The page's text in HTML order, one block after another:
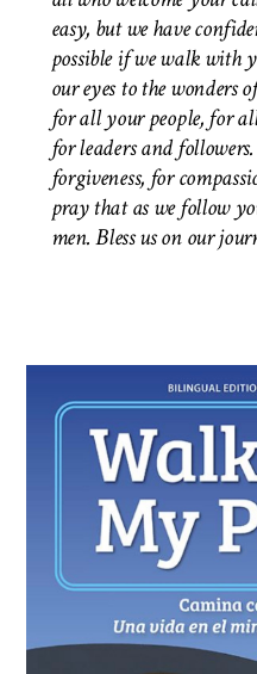
easy, but we have
possible if we walk with
our eyes to the wonders
for all your people, for
for leaders and
forgiveness, for
pray that as we follow
men.Bless us on our